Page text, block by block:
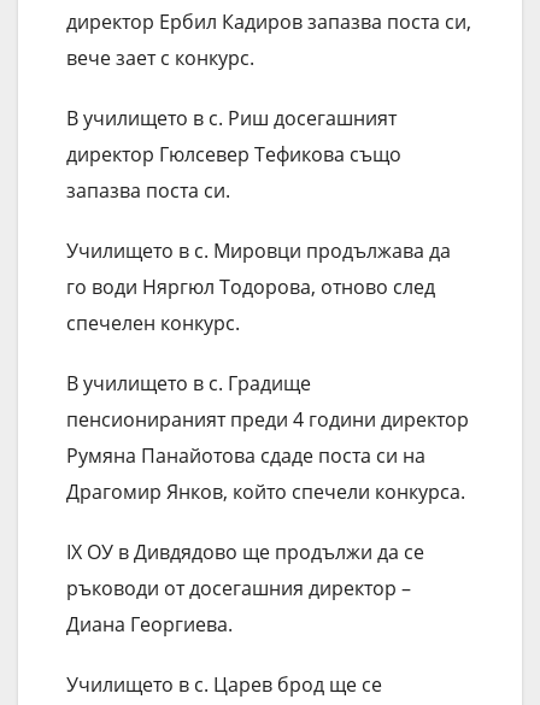
директор Ербил Кадиров запазва поста си,
вече зает с конкурс.
В училището в с. Риш досегашният
директор Гюлсевер Тефикова също
запазва поста си.
Училището в с. Мировци продължава да
го води Няргюл Тодорова, отново след
спечелен конкурс.
В училището в с. Градище
пенсионираният преди 4 години директор
Румяна Панайотова сдаде поста си на
Драгомир Янков, който спечели конкурса.
IX ОУ в Дивдядово ще продължи да се
ръководи от досегашния директор –
Диана Георгиева.
Училището в с. Царев брод ще се